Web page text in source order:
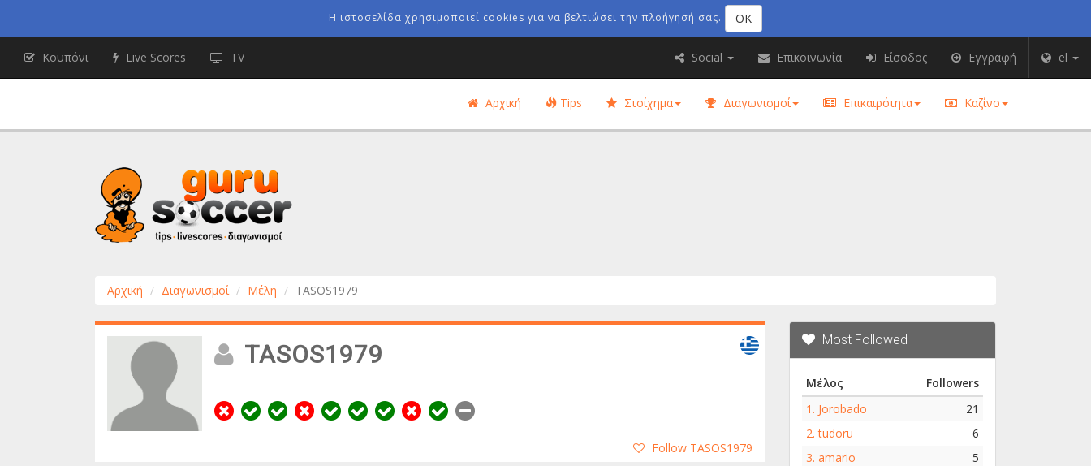
Η ιστοσελίδα χρησιμοποιεί cookies για να βελτιώσει την πλοήγησή σας. OK
Αρχική Tips Στοίχημα Διαγωνισμοί Επικαιρότητα Καζίνο
Αρχική Διαγωνισμοί Μέλη TASOS1979
TASOS1979 Greece
Follow TASOS1979
Most Followed
Μέλος
Followers
1. Jorobado
21
2.tudoru
6
3. amario
5
Social Επικοινωνία Είσοδος Εγγραφή el
Κουπόνι Live Scores TV